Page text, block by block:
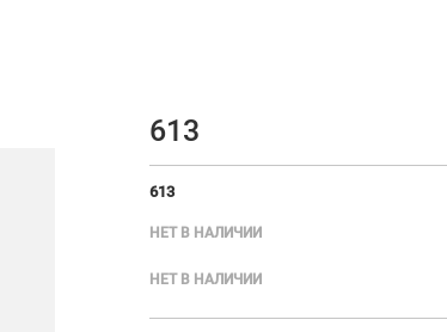
613
613
НЕТ В НАЛИЧИИ
НЕТ В НАЛИЧИИ